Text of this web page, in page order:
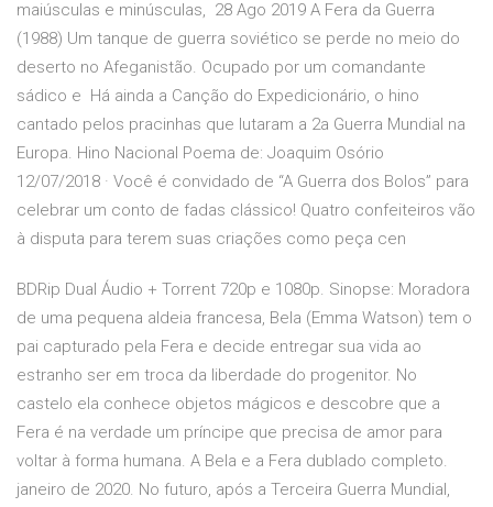
maiúsculas e minúsculas, 28 Ago 2019 A Fera da Guerra
(1988) Um tanque de guerra soviético se perde no meio do
deserto no Afeganistão. Ocupado por um comandante
sádico e Há ainda a Canção do Expedicionário, o hino
cantado pelos pracinhas que lutaram a 2a Guerra Mundial na
Europa. Hino Nacional Poema de: Joaquim Osório
12/07/2018 · Você é convidado de “A Guerra dos Bolos” para
celebrar um conto de fadas clássico! Quatro confeiteiros vão
à disputa para terem suas criações como peça cen
BDRip Dual Áudio + Torrent 720p e 1080p. Sinopse: Moradora
de uma pequena aldeia francesa, Bela (Emma Watson) tem o
pai capturado pela Fera e decide entregar sua vida ao
estranho ser em troca da liberdade do progenitor. No
castelo ela conhece objetos mágicos e descobre que a
Fera é na verdade um príncipe que precisa de amor para
voltar à forma humana. A Bela e a Fera dublado completo.
janeiro de 2020. No futuro, após a Terceira Guerra Mundial,